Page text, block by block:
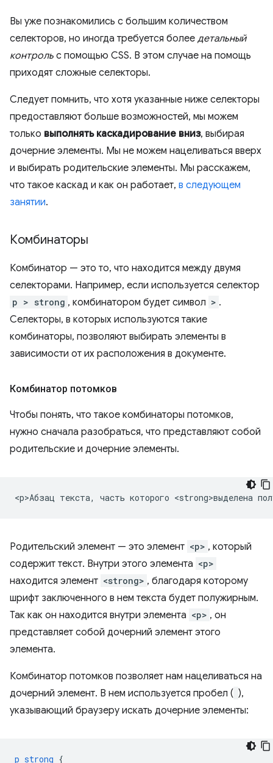
Вы уже познакомились с большим количеством
селекторов, но иногда требуется более детальный
контроль с помощью CSS. В этом случае на помощь
приходят сложные селекторы.
Следует помнить, что хотя указанные ниже селекторы
предоставляют больше возможностей, мы можем
только выполнять каскадирование вниз, выбирая
дочерние элементы. Мы не можем нацеливаться вверх
и выбирать родительские элементы. Мы расскажем,
что такое каскад и как он работает, в следующем
занятии.
Комбинаторы
Комбинатор — это то, что находится между двумя
селекторами. Например, если используется селектор
p > strong , комбинатором будет символ > .
Селекторы, в которых используются такие
комбинаторы, позволяют выбирать элементы в
зависимости от их расположения в документе.
Комбинатор потомков
Чтобы понять, что такое комбинаторы потомков,
нужно сначала разобраться, что представляют собой
родительские и дочерние элементы.
Родительский элемент — это элемент <p> , который
содержит текст. Внутри этого элемента <p>
находится элемент <strong> , благодаря которому
шрифт заключенного в нем текста будет полужирным.
Так как он находится внутри элемента <p> , он
представляет собой дочерний элемент этого
элемента.
Комбинатор потомков позволяет нам нацеливаться на
дочерний элемент. В нем используется пробел ( ),
указывающий браузеру искать дочерние элементы:
p strong {